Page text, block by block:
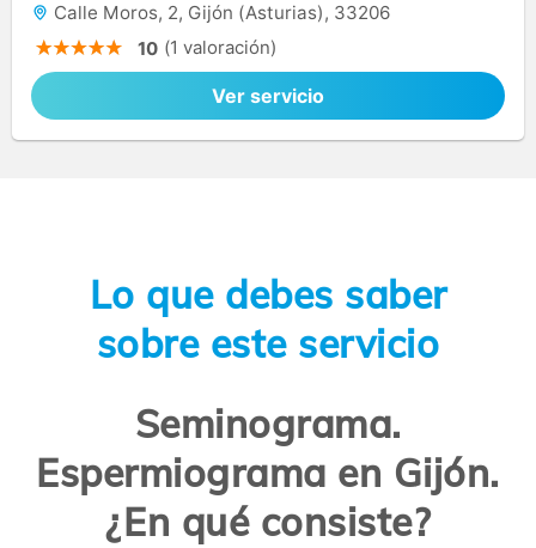
Calle Moros, 2, Gijón (Asturias), 33206
10 (1 valoración)
Ver servicio
Lo que debes saber
sobre este servicio
Seminograma.
Espermiograma en Gijón.
¿En qué consiste?